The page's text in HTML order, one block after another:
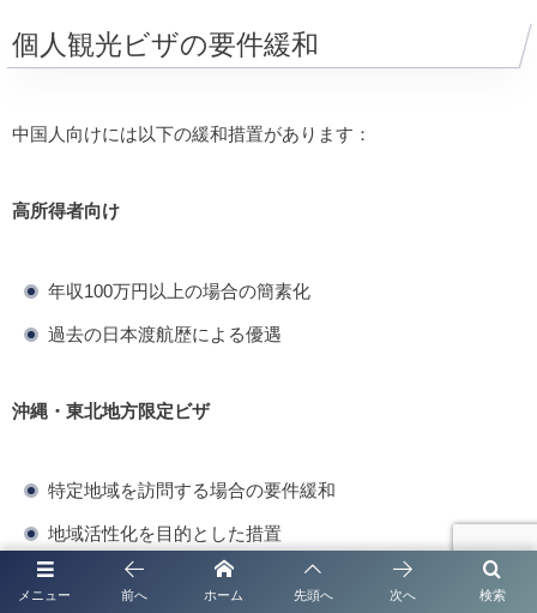
個人観光ビザの要件緩和
中国人向けには以下の緩和措置があります：
高所得者向け
年収100万円以上の場合の簡素化
過去の日本渡航歴による優遇
沖縄・東北地方限定ビザ
特定地域を訪問する場合の要件緩和
地域活性化を目的とした措置
メニュー 検索
前へ ホーム 先頭へ 次へ